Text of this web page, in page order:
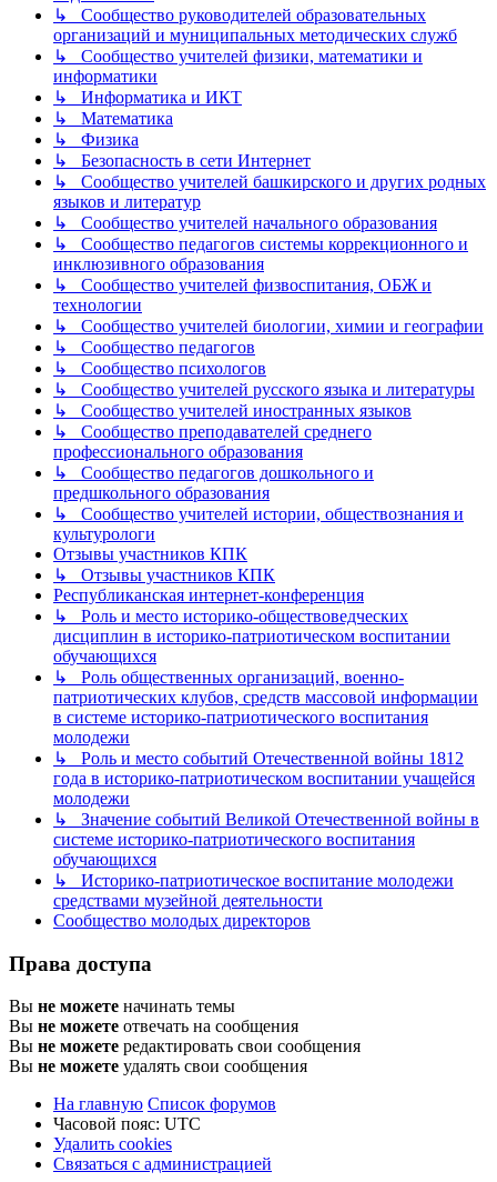
↳ Сообщество руководителей образовательных
организаций и муниципальных методических служб
↳ Сообщество учителей физики, математики и
информатики
↳ Информатика и ИКТ
↳ Математика
↳ Физика
↳ Безопасность в сети Интернет
↳ Сообщество учителей башкирского и других родных
языков и литератур
↳ Сообщество учителей начального образования
↳ Сообщество педагогов системы коррекционного и
инклюзивного образования
↳ Сообщество учителей физвоспитания, ОБЖ и
технологии
↳ Сообщество учителей биологии, химии и географии
↳ Сообщество педагогов
↳ Сообщество психологов
↳ Сообщество учителей русского языка и литературы
↳ Сообщество учителей иностранных языков
↳ Сообщество преподавателей среднего
профессионального образования
↳ Сообщество педагогов дошкольного и
предшкольного образования
↳ Сообщество учителей истории, обществознания и
культурологи
Отзывы участников КПК
↳ Отзывы участников КПК
Республиканская интернет-конференция
↳ Роль и место историко-обществоведческих
дисциплин в историко-патриотическом воспитании
обучающихся
↳ Роль общественных организаций, военно-
патриотических клубов, средств массовой информации
в системе историко-патриотического воспитания
молодежи
↳ Роль и место событий Отечественной войны 1812
года в историко-патриотическом воспитании учащейся
молодежи
↳ Значение событий Великой Отечественной войны в
системе историко-патриотического воспитания
обучающихся
↳ Историко-патриотическое воспитание молодежи
средствами музейной деятельности
Сообщество молодых директоров
Права доступа
Вы не можете начинать темы
Вы не можете отвечать на сообщения
Вы не можете редактировать свои сообщения
Вы не можете удалять свои сообщения
На главную Список форумов
Часовой пояс: UTC
Удалить cookies
Связаться с администрацией